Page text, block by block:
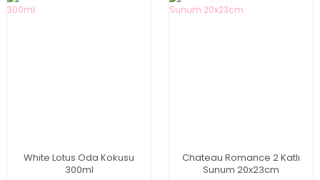
Whıte Lotus Oda Kokusu
300ml
Chateau Romance 2 Katlı
Sunum 20x23cm